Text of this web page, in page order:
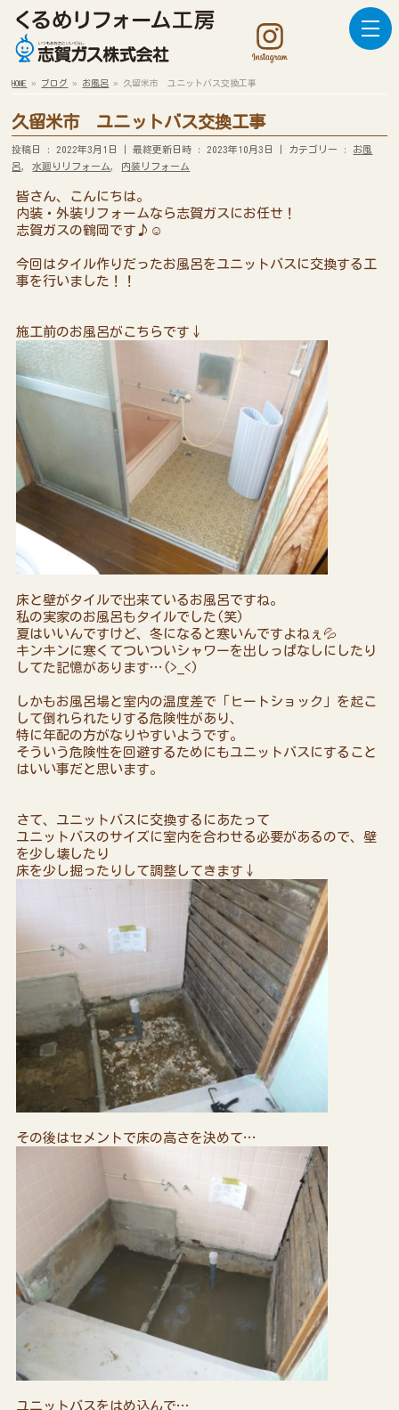
HOME » ブログ » お風呂 » 久留米市 ユニットバス交換工事
久留米市 ユニットバス交換工事
投稿日 : 2022年3月1日 最終更新日時 : 2023年10月3日 カテゴリー : お風
呂
,水廻りリフォーム 内装リフォーム
皆さん、こんにちは。
内装・外装リフォームなら志賀ガスにお任せ！
志賀ガスの鶴岡です♪☺
今回はタイル作りだったお風呂をユニットバスに交換する工
事を行いました！！
施工前のお風呂がこちらです↓
床と壁がタイルで出来ているお風呂ですね。
私の実家のお風呂もタイルでした(笑)
夏はいいんですけど、冬になると寒いんですよねぇ💦
キンキンに寒くてついついシャワーを出しっぱなしにしたり
してた記憶があります…(>_<)
しかもお風呂場と室内の温度差で「ヒートショック」を起こ
して倒れられたりする危険性があり、
特に年配の方がなりやすいようです。
そういう危険性を回避するためにもユニットバスにすること
はいい事だと思います。
さて、ユニットバスに交換するにあたって
ユニットバスのサイズに室内を合わせる必要があるので、壁
を少し壊したり
床を少し掘ったりして調整してきます↓
その後はセメントで床の高さを決めて…
ユニットバスをはめ込んで…